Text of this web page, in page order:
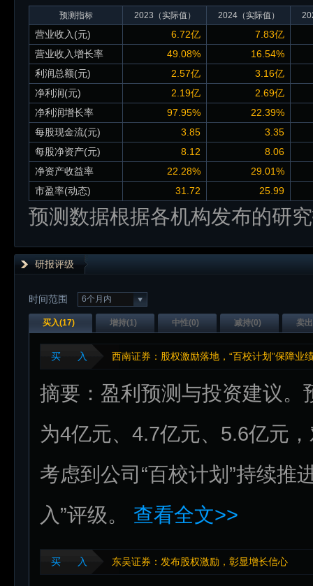
预测指标 2023（实际值） 2024（实际值）
营业收入(元) 6.72亿
7.83亿
营业收入增长率
49.08%
16.54%
利润总额(元)
2.57亿
3.16亿
净利润(元)
2.19亿
2.69亿
净利润增长率
97.95%
22.39%
每股现金流(元)
3.85
3.35
每股净资产(元)
8.12
8.06
净资产收益率
22.28%
29.01%
市盈率(动态)
31.72 25.99
预测数据根据各机构发布的研
研报评级
6个月内
时间范围
买入(17) 增持(1) 中性(0) 减持(0) 卖
买 入 西南证券：股权激励落地，“百校计划”保障业
摘要：盈利预测与投资建议
为4亿元、4.7亿元、5.6亿元
考虑到公司“百校计划”持续推
入”评级。 查看全文>>
买 入 东吴证券：发布股权激励，彰显增长信心